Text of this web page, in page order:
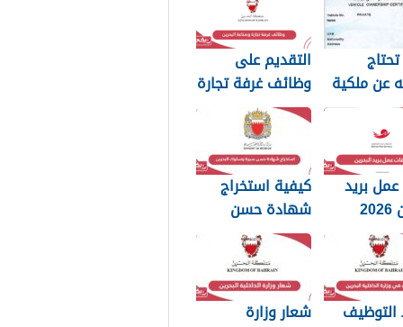
عن ملكية
في
التقديم على
وظائف غرفة تجارة
وصناعة البحرين
2026
بريد
كيفية استخراج
شهادة حسن
سيرة وسلوك
البحرين 2026
شعار وزارة